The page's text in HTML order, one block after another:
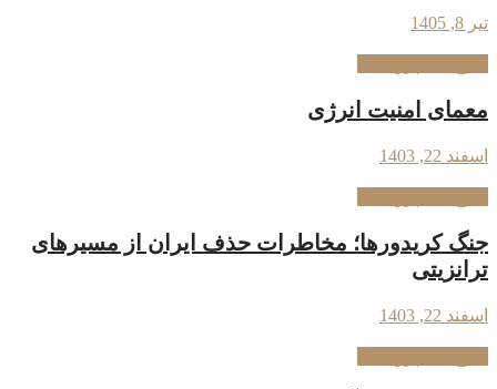
تیر 8, 1405
معمای امنیت انرژی
اسفند 22, 1403
جنگ کریدورها؛ مخاطرات حذف ایران از مسیرهای
ترانزیتی
اسفند 22, 1403